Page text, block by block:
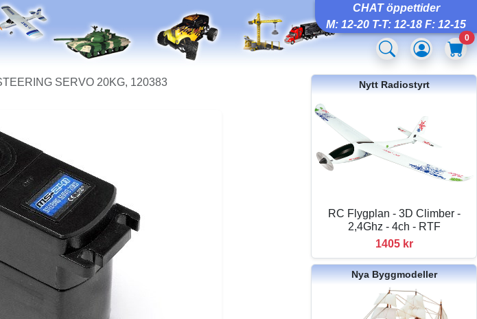
CHAT öppettider
M: 12-20 T-T: 12-18 F: 12-15
0
SERVO 20KG, 120383 Nytt Radiostyrt
RC Flygplan - 3D Climber -
2,4Ghz - 4ch - RTF
1405 kr
Nya Byggmodeller